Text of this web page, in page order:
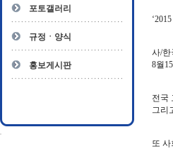
포토갤러리
규정ㆍ양식
홍보게시판
사/한
8월
전국
그리
또